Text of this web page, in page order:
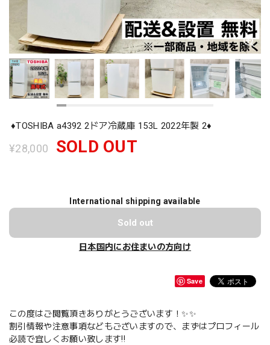
♦️TOSHIBA a4392 2ドア冷蔵庫 153L 2022年製 2♦️
¥28,000 SOLD OUT
International shipping available
Sold out
日本国内にお住まいの方向け
Save
この度はご閲覧頂きありがとうございます！✨✨
割引情報や注意事項などもございますので、まずはプロフィール
必読で宜しくお願い致します‼️